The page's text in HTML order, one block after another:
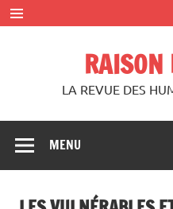
Skip
to
content
RAISON
LA REVUE DES
MENU